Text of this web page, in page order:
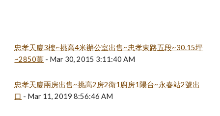
忠孝天廈3樓~挑高4米辦公室出售~忠孝東路五段~30.15坪
~2850萬 - Mar 30, 2015 3:11:40 AM
忠孝天廈兩房出售~挑高2房2衛1廚房1陽台~永春站2號出
口 - Mar 11, 2019 8:56:46 AM